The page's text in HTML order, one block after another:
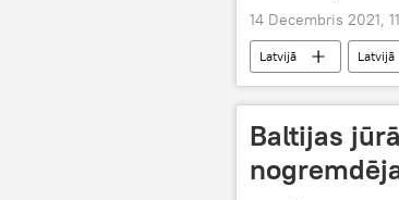
14 Decembris 2021,
Latvijā Latvijā
Baltijas